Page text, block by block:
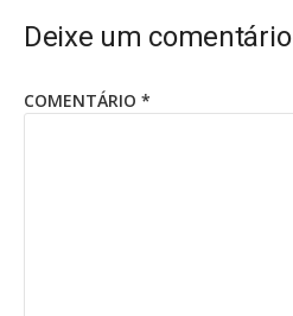
Deixe um comentário
COMENTÁRIO *